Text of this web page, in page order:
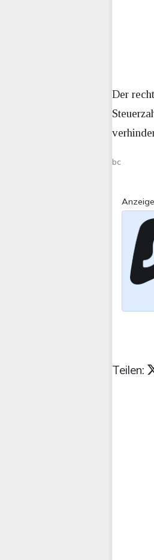
Der
bc
Anzeige
Teilen: